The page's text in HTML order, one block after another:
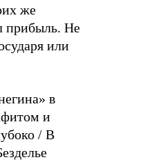
же
прибыль. Не
или
в
и
/ В